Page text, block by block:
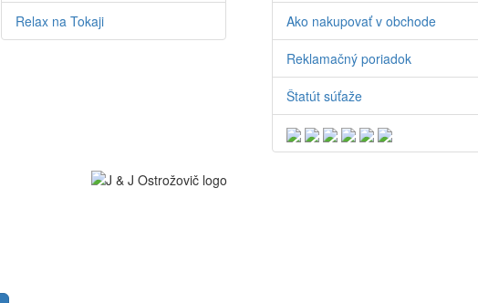
Relax na Tokaji Ako nakupovať v obchode
Reklamačný poriadok
Štatút súťaže